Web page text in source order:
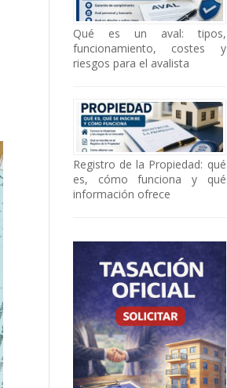
Qué es un aval: tipos,
funcionamiento, costes y
riesgos para el avalista
Registro de la Propiedad: qué
es, cómo funciona y qué
información ofrece